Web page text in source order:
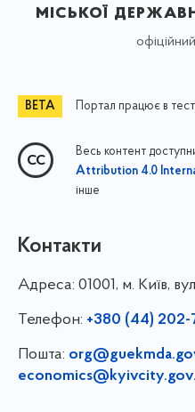
міської
Портал працює в
Весь контент
Attribution 4.0
інше
Контакти
Адреса: 01001, м. Київ,
Телефон: +380 (44) 202-
Пошта: